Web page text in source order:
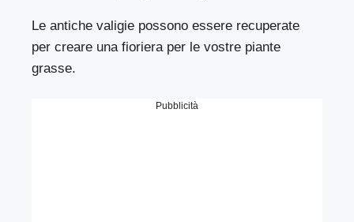
Le antiche valigie possono essere recuperate
per creare una fioriera per le vostre piante
grasse.
Pubblicità